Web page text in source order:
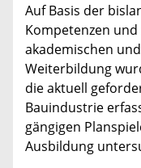
Auf Basis der
Kompetenzen
akademischen
Weiterbildung
die aktuell
Bauindustrie
gängigen
Ausbildung